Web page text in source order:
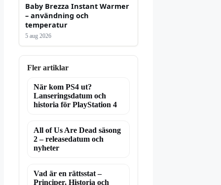
Baby Brezza Instant Warmer
– användning och
temperatur
5 aug 2026
Fler artiklar
När kom PS4 ut?
Lanseringsdatum och
historia för PlayStation 4
All of Us Are Dead säsong
2 – releasedatum och
nyheter
Vad är en rättsstat –
Principer, Historia och